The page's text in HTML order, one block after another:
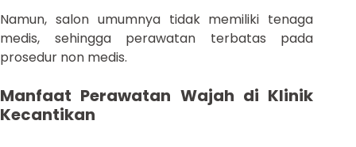
Namun, salon umumnya tidak memiliki tenaga
medis, sehingga perawatan terbatas pada
prosedur non medis.
Manfaat Perawatan Wajah di Klinik
Kecantikan